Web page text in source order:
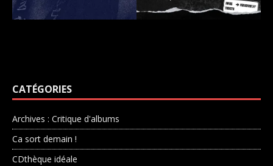
CATÉGORIES
Archives : Critique d'albums
Ca sort demain !
CDthèque idéale